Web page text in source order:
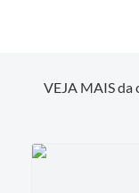
VEJA MAIS da